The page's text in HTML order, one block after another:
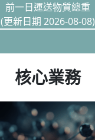
前一日運送物質總重
(更新日期 2026-08-08)
核心業務